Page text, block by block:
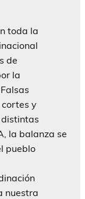
toda la
de
la
cortes y
la balanza se
pueblo
nuestra